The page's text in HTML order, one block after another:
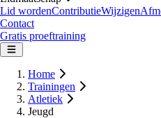
Lid wordenContributieWijzigen
Contact
Gratis proeftraining
Home
Trainingen
Atletiek
Jeugd